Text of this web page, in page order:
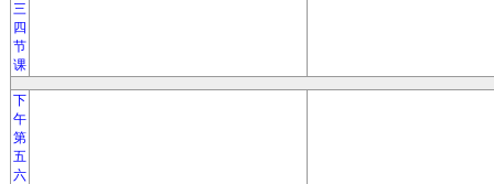
三
四
节
课
下
午
第
五
六